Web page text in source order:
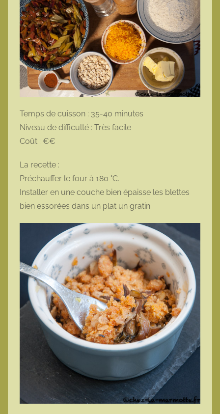
Temps de cuisson : 35-40 minutes
Niveau de difficulté : Très facile
Coût : €€
La recette :
Préchauffer le four à 180 °C.
Installer en une couche bien épaisse les blettes
bien essorées dans un plat un gratin.